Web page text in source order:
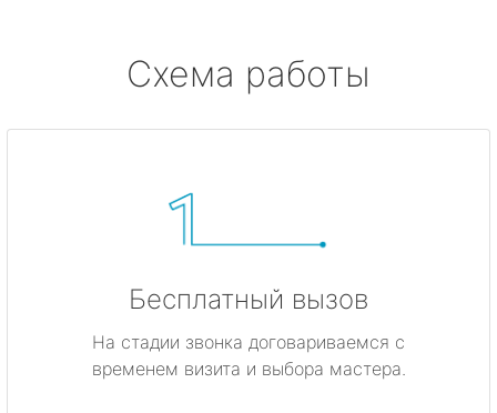
Схема работы
Бесплатный вызов
На стадии звонка договариваемся с
временем визита и выбора мастера.